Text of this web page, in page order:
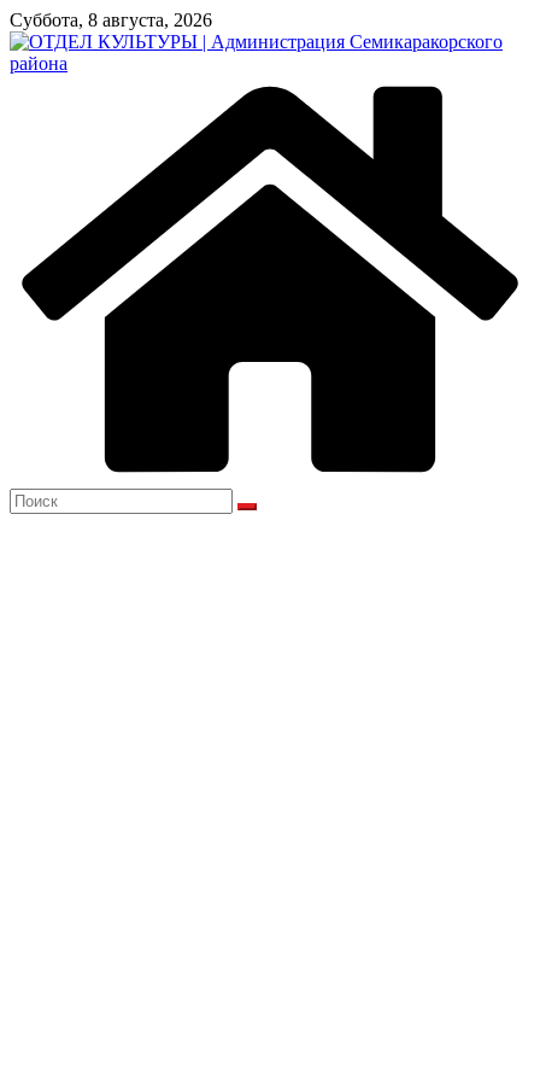
Перейти
к
содержимому
Суббота, 8 августа, 2026